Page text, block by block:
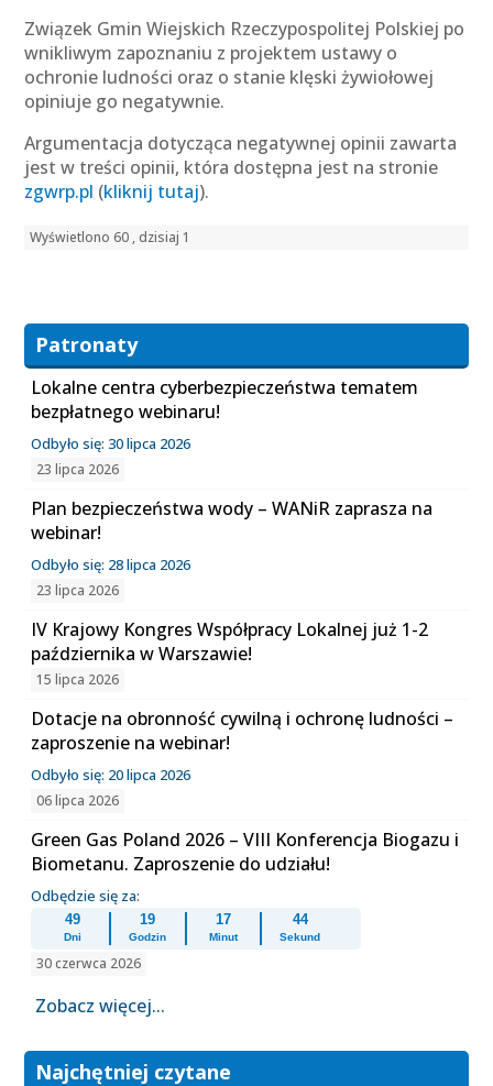
Związek Gmin Wiejskich Rzeczypospolitej Polskiej po
wnikliwym zapoznaniu z projektem ustawy o
ochronie ludności oraz o stanie klęski żywiołowej
opiniuje go negatywnie.
Argumentacja dotycząca negatywnej opinii zawarta
jest w treści opinii, która dostępna jest na stronie
zgwrp.pl (kliknij tutaj).
Wyświetlono 60 , dzisiaj 1
Patronaty
Lokalne centra cyberbezpieczeństwa tematem
bezpłatnego webinaru!
Odbyło się: 30 lipca 2026
23 lipca 2026
Plan bezpieczeństwa wody – WANiR zaprasza na
webinar!
Odbyło się: 28 lipca 2026
23 lipca 2026
IV Krajowy Kongres Współpracy Lokalnej już 1-2
października w Warszawie!
15 lipca 2026
Dotacje na obronność cywilną i ochronę ludności –
zaproszenie na webinar!
Odbyło się: 20 lipca 2026
06 lipca 2026
Green Gas Poland 2026 – VIII Konferencja Biogazu i
Biometanu. Zaproszenie do udziału!
Odbędzie się za:
49
Dni
19
Godzin
17
Minut
44
Sekund
30 czerwca 2026
Zobacz więcej...
Najchętniej czytane